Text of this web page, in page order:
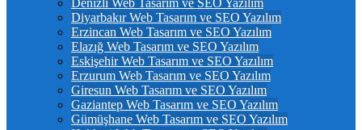
Denizli Web Tasarım ve SEO Yazılım
Diyarbakır Web Tasarım ve SEO Yazılım
Erzincan Web Tasarım ve SEO Yazılım
Elazığ Web Tasarım ve SEO Yazılım
Eskişehir Web Tasarım ve SEO Yazılım
Erzurum Web Tasarım ve SEO Yazılım
Giresun Web Tasarım ve SEO Yazılım
Gaziantep Web Tasarım ve SEO Yazılım
Gümüşhane Web Tasarım ve SEO Yazılım